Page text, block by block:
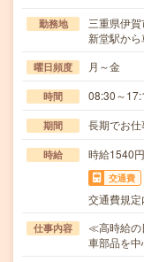
勤務地
三重県伊賀
新堂駅か
曜日頻度 月～金
時間 08:30～
期間 長期でお仕
時給 時給1540円
交通費
交通費規
仕事内容
≪高時給の
車部品を